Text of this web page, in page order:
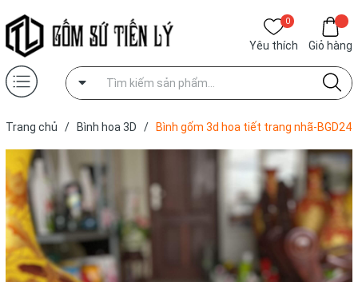
0
Yêu thích Giỏ hàng
Trang chủ / Bình hoa 3D / Bình gốm 3d hoa tiết trang nhã-BGD24